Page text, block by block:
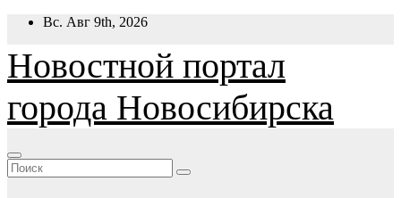
Перейти
содержимому
Вс. Авг 9th, 2026
Новостной портал
города Новосибирска